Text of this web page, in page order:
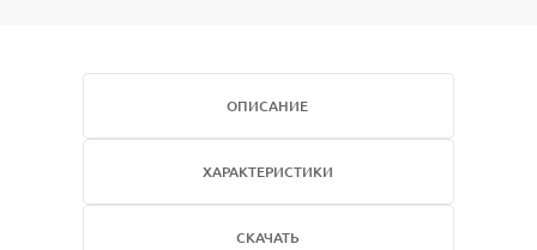
ОПИСАНИЕ
ХАРАКТЕРИСТИКИ
СКАЧАТЬ